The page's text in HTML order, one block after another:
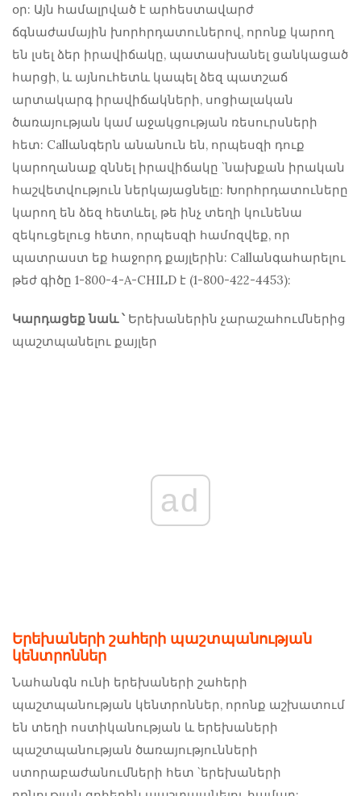
օր: Այն համալրված է արհեստավարժ
ճգնաժամային խորհրդատուներով, որոնք կարող
են լսել ձեր իրավիճակը, պատասխանել ցանկացած
հարցի, և այնուհետև կապել ձեզ պատշաճ
արտակարգ իրավիճակների, սոցիալական
ծառայության կամ աջակցության ռեսուրսների
հետ: Callանգերն անանուն են, որպեսզի դուք
կարողանաք զննել իրավիճակը `նախքան իրական
հաշվետվություն ներկայացնելը: Խորհրդատուները
կարող են ձեզ հետևել, թե ինչ տեղի կունենա
զեկուցելուց հետո, որպեսզի համոզվեք, որ
պատրաստ եք հաջորդ քայլերին: Callանգահարելու
թեժ գիծը 1-800-4-A-CHILD է (1-800-422-4453):
Կարդացեք նաև ՝ Երեխաներին չարաշահումներից
պաշտպանելու քայլեր
ad
Երեխաների շահերի պաշտպանության
կենտրոններ
Նահանգն ունի երեխաների շահերի
պաշտպանության կենտրոններ, որոնք աշխատում
են տեղի ոստիկանության և երեխաների
պաշտպանության ծառայությունների
ստորաբաժանումների հետ `երեխաների